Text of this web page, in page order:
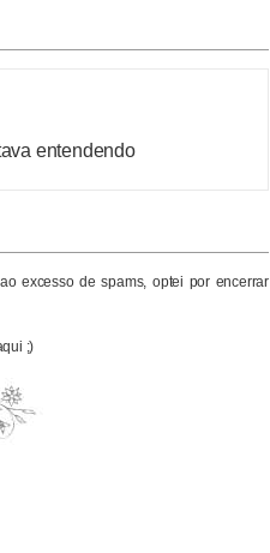
entendendo
excesso de spams, optei por encerrar
;)